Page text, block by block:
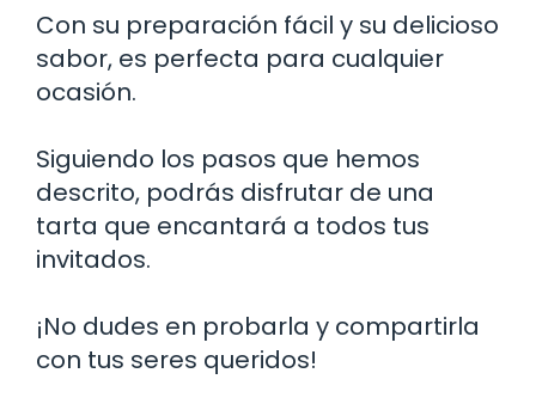
Con su preparación fácil y su delicioso
sabor, es perfecta para cualquier
ocasión.
Siguiendo los pasos que hemos
descrito, podrás disfrutar de una
tarta que encantará a todos tus
invitados.
¡No dudes en probarla y compartirla
con tus seres queridos!